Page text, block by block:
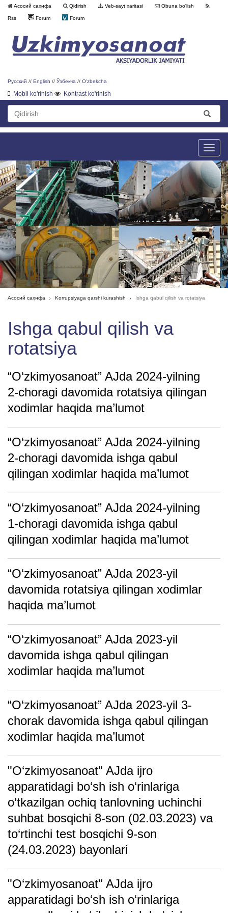
Асосий саҳифа Qidirish Veb-sayt xaritasi Obuna bo'lish
Rss Forum Forum
Русский // English // Ўзбекча // O'zbekcha
Mobil ko'rinish Kontrast ko'rinish
Toggle
Асосий саҳифа Korrupsiyaga qarshi kurashish Ishga qabul qilish va rotatsiya
Ishga qabul qilish va
rotatsiya
“O‘zkimyosanoat” AJda 2024-yilning
2-choragi davomida rotatsiya qilingan
xodimlar haqida ma’lumot
“O‘zkimyosanoat” AJda 2024-yilning
2-choragi davomida ishga qabul
qilingan xodimlar haqida ma’lumot
“O‘zkimyosanoat” AJda 2024-yilning
1-choragi davomida ishga qabul
qilingan xodimlar haqida ma’lumot
“O‘zkimyosanoat” AJda 2023-yil
davomida rotatsiya qilingan xodimlar
haqida ma’lumot
“O‘zkimyosanoat” AJda 2023-yil
davomida ishga qabul qilingan
xodimlar haqida ma’lumot
“O‘zkimyosanoat” AJda 2023-yil 3-
chorak davomida ishga qabul qilingan
xodimlar haqida ma’lumot
"O‘zkimyosanoat" AJda ijro
apparatidagi bo‘sh ish o‘rinlariga
o‘tkazilgan ochiq tanlovning uchinchi
suhbat bosqichi 8-son (02.03.2023) va
to‘rtinchi test bosqichi 9-son
(24.03.2023) bayonlari
"O‘zkimyosanoat" AJda ijro
apparatidagi bo‘sh ish o‘rinlariga